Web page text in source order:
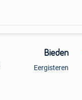
Bieden
Eergisteren